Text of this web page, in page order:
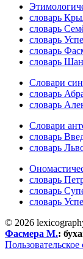
словарь
словарь
словарь
словарь
словарь
Словари
словарь
словарь
Словари
словарь
словарь
словарь
словарь
словарь
© 2026
Фасмера М.: